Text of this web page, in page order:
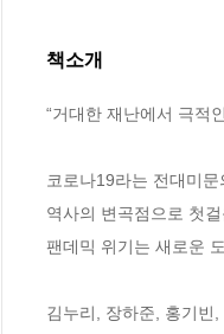
책소개
“거대한 재난에서 극적
코로나19라는 전대미
역사의 변곡점으로 첫
팬데믹 위기는 새로운
김누리, 장하준, 홍기빈